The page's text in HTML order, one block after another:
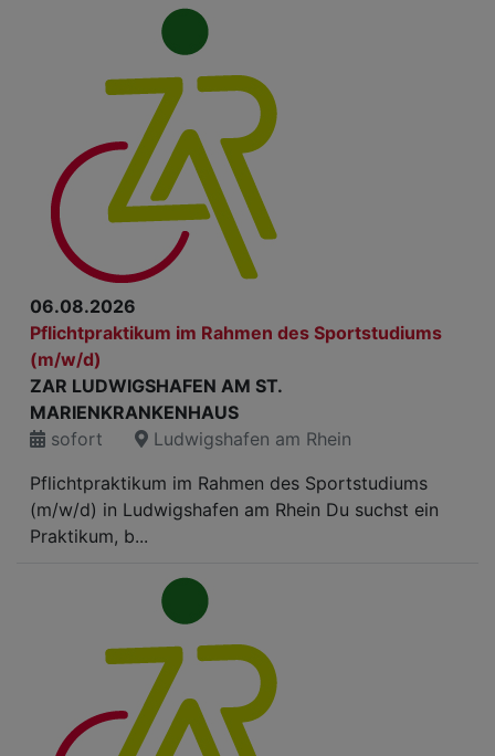
06.08.2026
Pflichtpraktikum im Rahmen des Sportstudiums
(m/w/d)
ZAR LUDWIGSHAFEN AM ST.
MARIENKRANKENHAUS
sofort
Ludwigshafen am Rhein
Pflichtpraktikum im Rahmen des Sportstudiums
(m/w/d) in Ludwigshafen am Rhein Du suchst ein
Praktikum, b...